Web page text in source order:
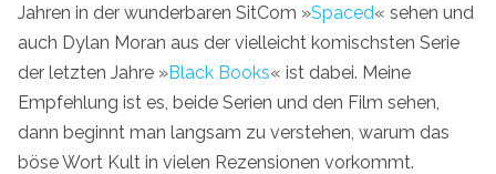
Jahren in der wunderbaren SitCom »Spaced« sehen und
auch Dylan Moran aus der vielleicht komischsten Serie
der letzten Jahre »Black Books« ist dabei. Meine
Empfehlung ist es, beide Serien und den Film sehen,
dann beginnt man langsam zu verstehen, warum das
böse Wort Kult in vielen Rezensionen vorkommt.